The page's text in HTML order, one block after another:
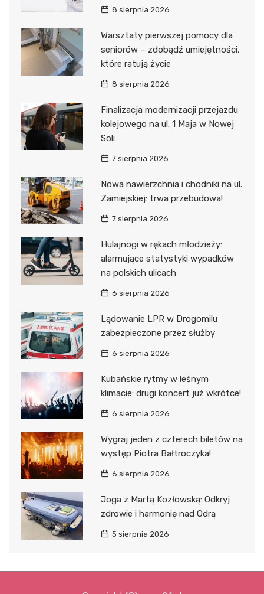
8 sierpnia 2026
Warsztaty pierwszej pomocy dla
seniorów – zdobądź umiejętności,
które ratują życie
8 sierpnia 2026
Finalizacja modernizacji przejazdu
kolejowego na ul. 1 Maja w Nowej
Soli
7 sierpnia 2026
Nowa nawierzchnia i chodniki na ul.
Zamiejskiej: trwa przebudowa!
7 sierpnia 2026
Hulajnogi w rękach młodzieży:
alarmujące statystyki wypadków
na polskich ulicach
6 sierpnia 2026
Lądowanie LPR w Drogomilu
zabezpieczone przez służby
6 sierpnia 2026
Kubańskie rytmy w leśnym
klimacie: drugi koncert już wkrótce!
6 sierpnia 2026
Wygraj jeden z czterech biletów na
występ Piotra Bałtroczyka!
6 sierpnia 2026
Joga z Martą Kozłowską: Odkryj
zdrowie i harmonię nad Odrą
5 sierpnia 2026